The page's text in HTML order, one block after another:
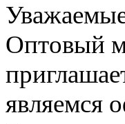
Оптовый
являемся